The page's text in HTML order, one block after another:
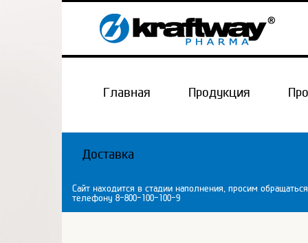
Главная Продукция
Доставка
Сайт находится в стадии наполнения, просим
телефону 8-800-100-100-9